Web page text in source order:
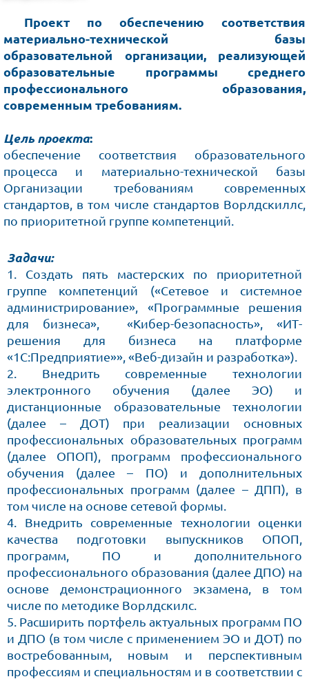
Проект по обеспечению соответствия
материально-технической базы
образовательной организации, реализующей
образовательные программы среднего
профессионального образования,
современным требованиям.
Цель проекта:
обеспечение соответствия образовательного
процесса и материально-технической базы
Организации требованиям современных
стандартов, в том числе стандартов Ворлдскиллс,
по приоритетной группе компетенций.
Задачи:
1. Создать пять мастерских по приоритетной
группе компетенций («Сетевое и системное
администрирование», «Программные решения
для бизнеса», «Кибер-безопасность», «ИТ-
решения для бизнеса на платформе
«1С:Предприятие»», «Веб-дизайн и разработка»).
2. Внедрить современные технологии
электронного обучения (далее ЭО) и
дистанционные образовательные технологии
(далее – ДОТ) при реализации основных
профессиональных образовательных программ
(далее ОПОП), программ профессионального
обучения (далее – ПО) и дополнительных
профессиональных программ (далее – ДПП), в
том числе на основе сетевой формы.
4. Внедрить современные технологии оценки
качества подготовки выпускников ОПОП,
программ, ПО и дополнительного
профессионального образования (далее ДПО) на
основе демонстрационного экзамена, в том
числе по методике Ворлдскилс.
5. Расширить портфель актуальных программ ПО
и ДПО (в том числе с применением ЭО и ДОТ) по
востребованным, новым и перспективным
профессиям и специальностям и в соответствии с